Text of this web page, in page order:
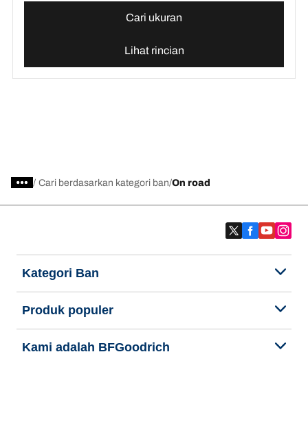
Cari ukuran
Lihat rincian
/ Cari berdasarkan kategori ban On road
Kategori Ban
Produk populer
Kami adalah BFGoodrich